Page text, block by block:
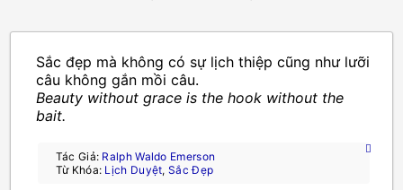
Sắc đẹp mà không có sự lịch thiệp cũng như lưỡi
câu không gắn mồi câu.
Beauty without grace is the hook without the
bait.
Tác Giả: Ralph Waldo Emerson
Từ Khóa: Lịch Duyệt,Sắc Đẹp